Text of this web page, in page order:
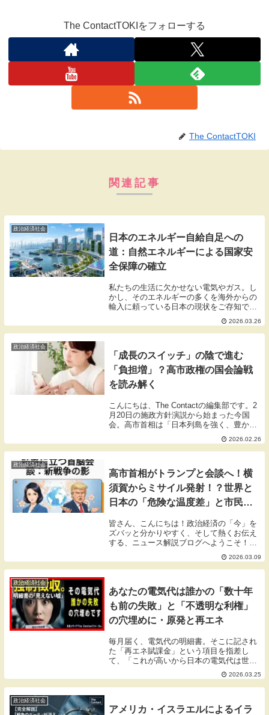
The ContactTOKIをフォローする
The ContactTOKI
関連記事
政治経済社会
日本のエネルギー自給自足への
道：自然エネルギーによる国家安
全保障の確立
私たちの生活に欠かせない電気やガス。し
かし、そのエネルギーの多くを海外からの
輸入に頼っている日本の現状をご存知でし
ょうか。世界情勢の不安定化や円安の影響
で光熱費が高騰する中、エネルギーの「国
産化」は単なる環境問題ではなく、私たち
2026.03.26
政治経済社会
「成長のスイッチ」の陰で進む
「負担増」？高市政権の国会論戦
を読み解く
こんにちは、The Contactの編集部です。2
月20日の施政方針演説から始まった今国
会。高市首相は「日本列島を強く、豊か
に」「成長のスイッチを押し続ける」と力
強い言葉を並べ、テレビやネットのニュー
スもその勢いを報じています。しかし、そ
2026.02.26
政治経済社会
高市首相がトランプと会談へ！横
須賀からミサイル発射！？世界と
日本の「危険な温度差」と市民の
皆さん、こんにちは！政治経済の「今」を
ズバッと分かりやすく、そして熱くお伝え
する、ニュース解説ブログへようこそ！
今、世界中が固唾を飲んで見守っている巨
大なニュースがあります。高市早苗首相の
就任後初の訪米です。3月19日にワシント
2026.03.09
政治経済社会
あなたの電気代は誰かの「数十年
も前の失敗」と「不透明な利権」
の穴埋めに・原発と再エネ
毎月届く、電気代の明細書。そこに記され
た「再エネ賦課金」という項目を指差し
て、「これが高いから日本の電気代は世界
トップクラスに高いんだ」と、ため息をつ
いたことはありませんか？実際、多くの政
治家やメディアが、この「再エネ」という
2026.03.25
政治経済社会
アメリカ・イスラエルによるイラ